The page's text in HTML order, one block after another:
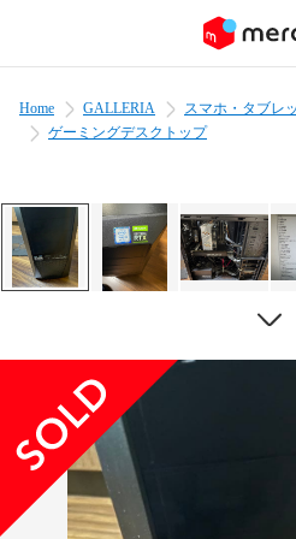
Home GALLERIA スマホ・タブレ
ゲーミングデスクトップ